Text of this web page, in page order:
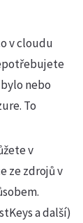
v cloudu
nebo
To
v
ze zdrojů v
a další)